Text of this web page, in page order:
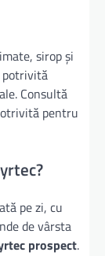
sirop și
potrivită
Consultă
pentru
pe zi, cu
de vârsta
prospect.